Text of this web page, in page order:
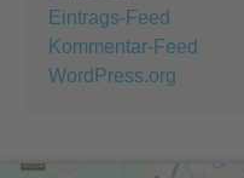
Eintrags-Feed
Kommentar-Feed
WordPress.org